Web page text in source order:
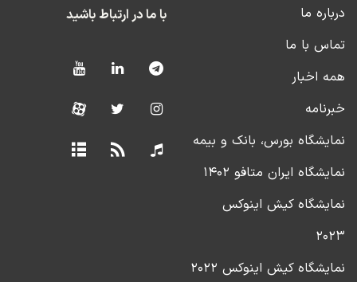
درباره ما
تماس با ما
همه اخبار
خبرنامه
نمایشگاه بورس، بانک و بیمه
نمایشگاه ایران متافو ۱۴۰۲
نمایشگاه کیش اینوکس
۲۰۲۳
نمایشگاه کیش اینوکس ۲۰۲۲
با ما در ارتباط باشید